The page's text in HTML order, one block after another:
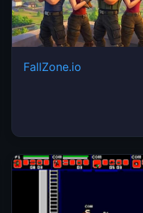
FallZone.io